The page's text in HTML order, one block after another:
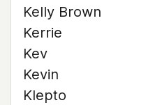
Kelly Brown
Kerrie
Kev
Kevin
Klepto